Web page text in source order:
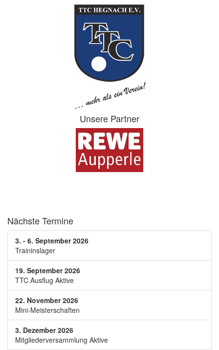
Unsere Partner
Nächste Termine
3. - 6. September 2026
Traininslager
19. September 2026
TTC Ausflug Aktive
22. November 2026
Mini-Meisterschaften
3. Dezember 2026
Mitgliederversammlung Aktive